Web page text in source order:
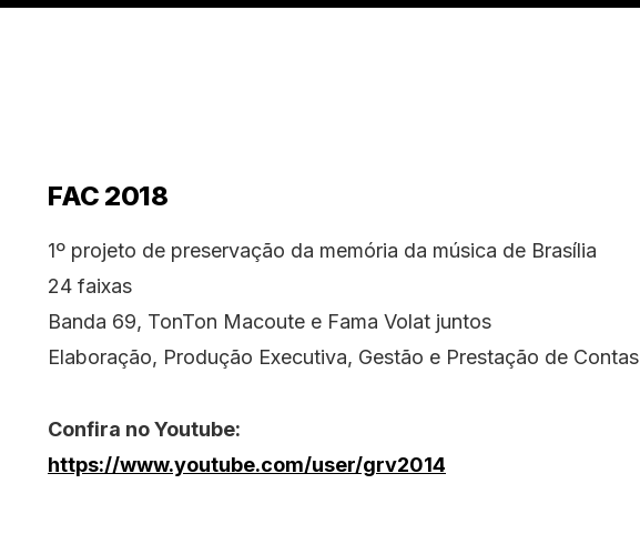
FAC 2018
1º projeto de preservação da memória da música de Brasília
24 faixas
Banda 69, TonTon Macoute e Fama Volat juntos
Elaboração, Produção Executiva, Gestão e Prestação de Contas
Confira no Youtube:
https://www.youtube.com/user/grv2014